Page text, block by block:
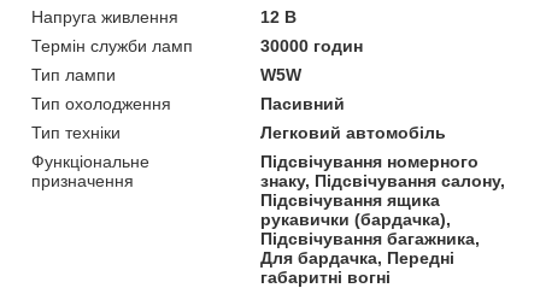
Напруга живлення
12 В
Термін служби ламп
30000 годин
Тип лампи
W5W
Тип охолодження
Пасивний
Тип техніки
Легковий автомобіль
Функціональне
призначення
Підсвічування номерного
знаку, Підсвічування салону,
Підсвічування ящика
рукавички (бардачка),
Підсвічування багажника,
Для бардачка, Передні
габаритні вогні